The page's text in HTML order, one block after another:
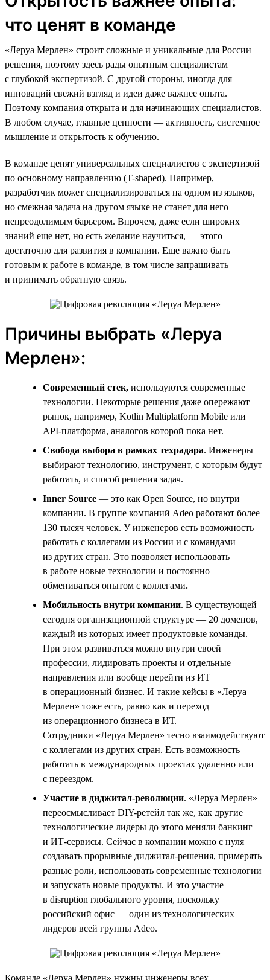
что ценят в команде
«Леруа Мерлен» строит сложные и уникальные для России
решения, поэтому здесь рады опытным специалистам
с глубокой экспертизой. С другой стороны, иногда для
инноваций свежий взгляд и идеи даже важнее опыта.
Поэтому компания открыта и для начинающих специалистов.
В любом случае, главные ценности — активность, системное
мышление и открытость к обучению.
В команде ценят универсальных специалистов с экспертизой
по основному направлению (T-shaped). Например,
разработчик может специализироваться на одном из языков,
но смежная задача на другом языке не станет для него
непреодолимым барьером. Впрочем, даже если широких
знаний еще нет, но есть желание научиться, — этого
достаточно для развития в компании. Еще важно быть
готовым к работе в команде, в том числе запрашивать
и принимать обратную связь.
Причины выбрать «Леруа
Мерлен»:
Современный стек, используются современные
технологии. Некоторые решения даже опережают
рынок, например, Kotlin Multiplatform Mobile или
API-платформа, аналогов которой пока нет.
Свобода выбора в рамках техрадара. Инженеры
выбирают технологию, инструмент, с которым будут
работать, и способ решения задач.
Inner Source — это как Open Source, но внутри
компании. В группе компаний Adeo работают более
130 тысяч человек. У инженеров есть возможность
работать с коллегами из России и с командами
из других стран. Это позволяет использовать
в работе новые технологии и постоянно
обмениваться опытом с коллегами.
Мобильность внутри компании. В существующей
сегодня организационной структуре — 20 доменов,
каждый из которых имеет продуктовые команды.
При этом развиваться можно внутри своей
профессии, лидировать проекты и отдельные
направления или вообще перейти из ИТ
в операционный бизнес. И такие кейсы в «Леруа
Мерлен» тоже есть, равно как и переход
из операционного бизнеса в ИТ.
Сотрудники «Леруа Мерлен» тесно взаимодействуют
с коллегами из других стран. Есть возможность
работать в международных проектах удаленно или
с переездом.
Участие в диджитал-революции. «Леруа Мерлен»
переосмысливает DIY-ретейл так же, как другие
технологические лидеры до этого меняли банкинг
и ИТ-сервисы. Сейчас в компании можно с нуля
создавать прорывные диджитал-решения, примерять
разные роли, использовать современные технологии
и запускать новые продукты. И это участие
в disruption глобального уровня, поскольку
российский офис — один из технологических
лидеров всей группы Adeo.
Команде «Леруа Мерлен» нужны инженеры всех